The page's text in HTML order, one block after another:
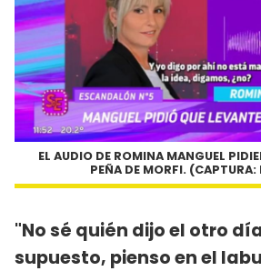
EL AUDIO DE ROMINA MANGUEL
PEÑA DE MORFI. (CAPTURA:
"No sé quién dijo el otro
supuesto, pienso en el